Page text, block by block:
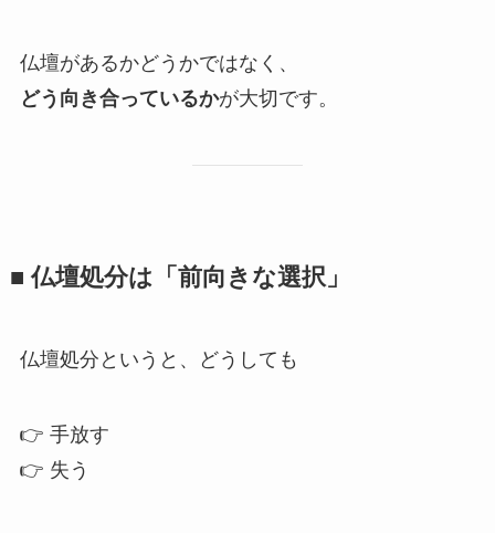
仏壇があるかどうかではなく、
どう向き合っているかが大切です。
■ 仏壇処分は​「前向きな​選択」
仏壇処分というと、どうしても
👉 手放す
👉 失う